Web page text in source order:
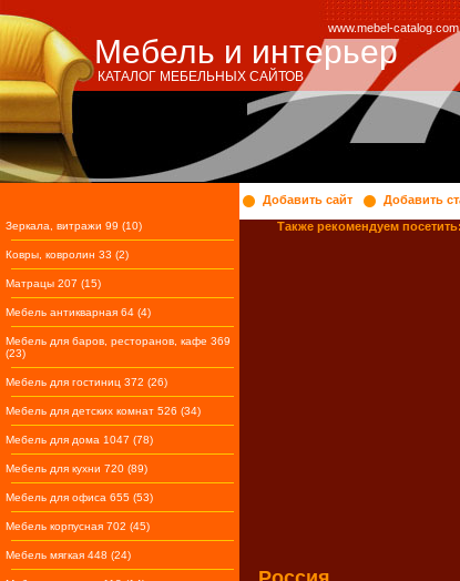
Мебель и интерьер
www.mebel-catalog.com
КАТАЛОГ МЕБЕЛЬНЫХ САЙТОВ
Зеркала, витражи 99 (10)
Ковры, ковролин 33 (2)
Матрацы 207 (15)
Мебель антикварная 64 (4)
Мебель для баров, ресторанов, кафе 369
(23)
Мебель для гостиниц 372 (26)
Мебель для детских комнат 526 (34)
Мебель для дома 1047 (78)
Мебель для кухни 720 (89)
Мебель для офиса 655 (53)
Мебель корпусная 702 (45)
Мебель мягкая 448 (24)
Добавить сайт Добавить
Также рекомендуем посетить: